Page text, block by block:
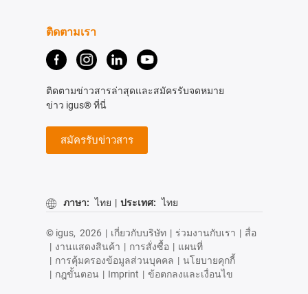
ติดตามเรา
ติดตามข่าวสารล่าสุดและสมัครรับจดหมาย
ข่าว igus® ที่นี่
สมัครรับข่าวสาร
ภาษา: ไทย | ประเทศ: ไทย
© igus, 2026 | เกี่ยวกับบริษัท | ร่วมงานกับเรา | สื่อ
| งานแสดงสินค้า | การสั่งซื้อ | แผนที่
| การคุ้มครองข้อมูลส่วนบุคคล | นโยบายคุกกี้
| กฎขั้นตอน | Imprint | ข้อตกลงและเงื่อนไข